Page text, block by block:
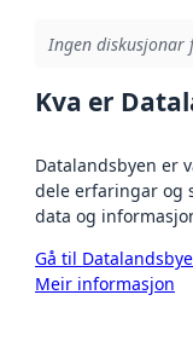
Ingen diskusjonar
Kva er
Datalandsbyen er
dele erfaringar og
data og
Gå til
Meir informasjon